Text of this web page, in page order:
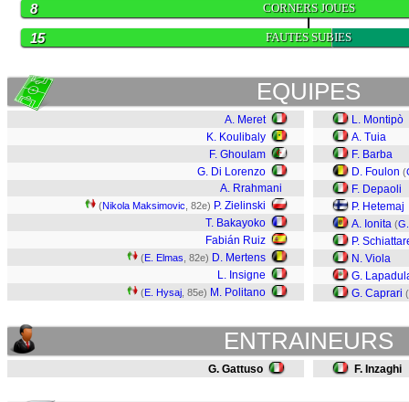
CORNERS JOUES
8
FAUTES SUBIES
15
EQUIPES
A. Meret
K. Koulibaly
F. Ghoulam
G. Di Lorenzo
A. Rrahmani
(Nikola Maksimovic , 82e) P. Zielinski
T. Bakayoko
Fabián Ruiz
(E. Elmas , 82e) D. Mertens
L. Insigne
(E. Hysaj , 85e) M. Politano
L. Montipò
A. Tuia
F. Barba
D. Foulon (
F. Depaoli
P. Hetemaj
A. Ionita (
P.
N. Viola
G.
G. Caprari (
ENTRAINEURS
G. Gattuso F. Inzaghi